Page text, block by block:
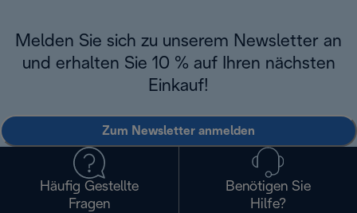
Melden Sie sich zu unserem Newsletter an
und erhalten Sie 10 % auf Ihren nächsten
Einkauf!
Zum Newsletter anmelden
Häufig Gestellte
Fragen
Benötigen Sie
Hilfe?